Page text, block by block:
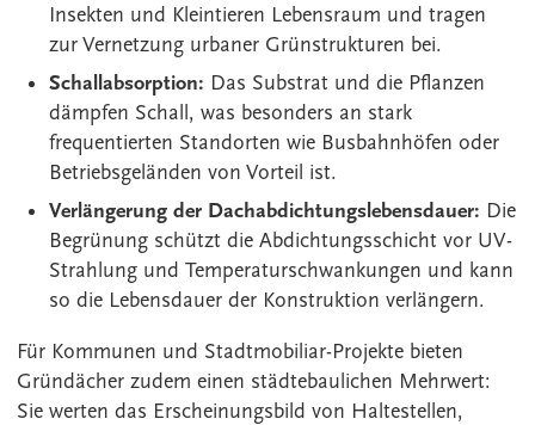
Insekten und Kleintieren Lebensraum und tragen
zur Vernetzung urbaner Grünstrukturen bei.
Schallabsorption: Das Substrat und die Pflanzen
dämpfen Schall, was besonders an stark
frequentierten Standorten wie Busbahnhöfen oder
Betriebsgeländen von Vorteil ist.
Verlängerung der Dachabdichtungslebensdauer: Die
Begrünung schützt die Abdichtungsschicht vor UV-
Strahlung und Temperaturschwankungen und kann
so die Lebensdauer der Konstruktion verlängern.
Für Kommunen und Stadtmobiliar-Projekte bieten
Gründächer zudem einen städtebaulichen Mehrwert:
Sie werten das Erscheinungsbild von Haltestellen,